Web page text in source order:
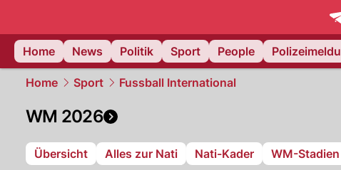
Home
News Politik Sport People
Home Sport Fussball International
WM 2026
Übersicht Alles zur Nati Nati-Kader WM-Stadien